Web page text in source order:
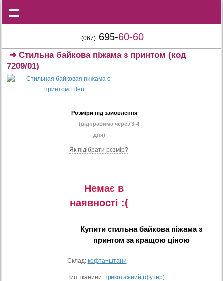
(067) 695-60-60
➜Стильна байкова піжама з принтом (код
7209/01)
Розміри під замовлення
(відправимо через 3-4
дня)
Як підібрати розмір?
Немає в
наявностi :(
Купитистильна байкова піжама з
принтом за кращою ціною
Склад: кофта+штани
Тип тканини: трикотажний (футер)